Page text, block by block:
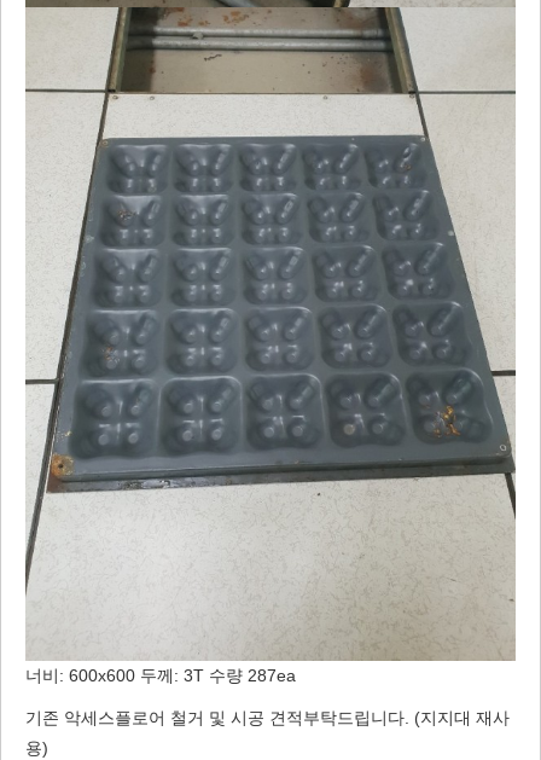
너비: 600x600 두께: 3T 수량 287ea
기존 악세스플로어 철거 및 시공 견적부탁드립니다. (지지대 재사
용)